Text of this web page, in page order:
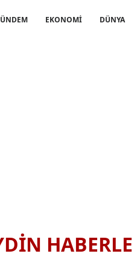
EKONOMİ DÜNYA